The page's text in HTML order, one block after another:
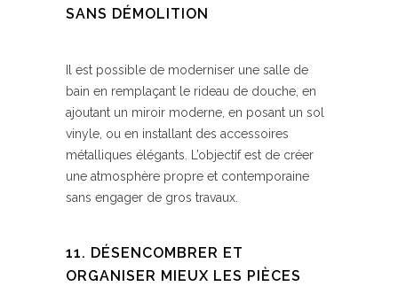
SANS DÉMOLITION
Il est possible de moderniser une salle de
bain en remplaçant le rideau de douche, en
ajoutant un miroir moderne, en posant un sol
vinyle, ou en installant des accessoires
métalliques élégants. L’objectif est de créer
une atmosphère propre et contemporaine
sans engager de gros travaux.
11. DÉSENCOMBRER ET
ORGANISER MIEUX LES PIÈCES